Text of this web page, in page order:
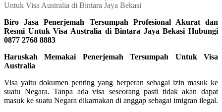
Biro Jasa Penerjemah Tersumpah Profesional Akurat dan
Resmi Untuk Visa Australia di Bintara Jaya Bekasi Hubungi
0877 2768 8883
Haruskah Memakai Penerjemah Tersumpah Untuk Visa
Australia
Visa yaitu dokumen penting yang berperan sebagai izin masuk ke
suatu Negara. Tanpa ada visa seseorang pasti tidak akan dapat
masuk ke suatu Negara dikarnakan di anggap sebagai imigran ilegal.